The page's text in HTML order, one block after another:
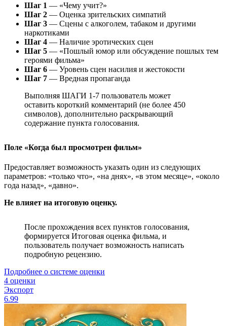
Шаг 1 — «Чему учит?»
Шаг 2 — Оценка зрительских симпатий
Шаг 3 — Сцены с алкоголем, табаком и другими
наркотиками
Шаг 4 — Наличие эротических сцен
Шаг 5 — «Пошлый юмор или обсуждение пошлых тем
героями фильма»
Шаг 6 — Уровень сцен насилия и жестокости
Шаг 7 — Вредная пропаганда
Выполняя ШАГИ 1-7 пользователь может
оставить короткий комментарий (не более 450
символов), дополнительно раскрывающий
содержание пункта голосования.
Поле «Когда был просмотрен фильм»
Предоставляет возможность указать один из следующих
параметров: «только что», «на днях», «в этом месяце», «около
года назад», «давно».
Не влияет на итоговую оценку.
После прохождения всех пунктов голосования,
формируется Итоговая оценка фильма, и
пользователь получает возможность написать
подробную рецензию.
Подробнее о системе оценки
4 оценки
Экспорт
6.99